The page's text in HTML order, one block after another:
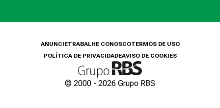
ANUNCIETRABALHE CONOSCOTERMOS DE USO
POLÍTICA DE PRIVACIDADEAVISO DE COOKIES
© 2000 - 2026 Grupo RBS